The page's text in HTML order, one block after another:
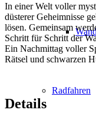
Radfahren
In einer Welt voller
düsterer Geheimnisse
lösen. Gemeinsam
Schritt für Schritt der
Ein Nachmittag voller
Rätsel und schwarzen
Details